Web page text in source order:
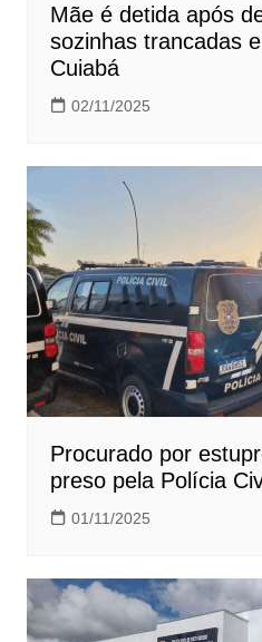
Mãe é detida após
sozinhas trancadas
Cuiabá
02/11/2025
Procurado por
preso pela Polícia
01/11/2025